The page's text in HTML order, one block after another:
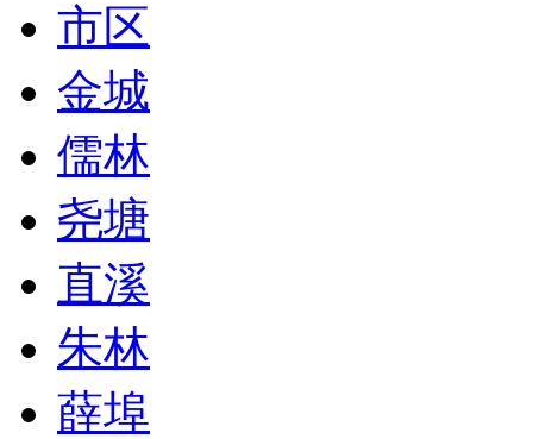
市区
金城
儒林
尧塘
直溪
朱林
薛埠